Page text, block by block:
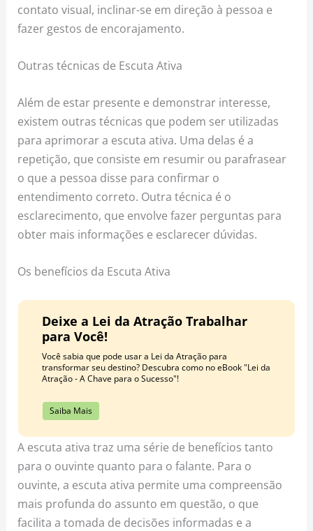
contato visual, inclinar-se em direção à pessoa e
fazer gestos de encorajamento.
Outras técnicas de Escuta Ativa
Além de estar presente e demonstrar interesse,
existem outras técnicas que podem ser utilizadas
para aprimorar a escuta ativa. Uma delas é a
repetição, que consiste em resumir ou parafrasear
o que a pessoa disse para confirmar o
entendimento correto. Outra técnica é o
esclarecimento, que envolve fazer perguntas para
obter mais informações e esclarecer dúvidas.
Os benefícios da Escuta Ativa
Deixe a Lei da Atração Trabalhar
para Você!
Você sabia que pode usar a Lei da Atração para
transformar seu destino? Descubra como no eBook "Lei da
Atração - A Chave para o Sucesso"!
Saiba Mais
A escuta ativa traz uma série de benefícios tanto
para o ouvinte quanto para o falante. Para o
ouvinte, a escuta ativa permite uma compreensão
mais profunda do assunto em questão, o que
facilita a tomada de decisões informadas e a